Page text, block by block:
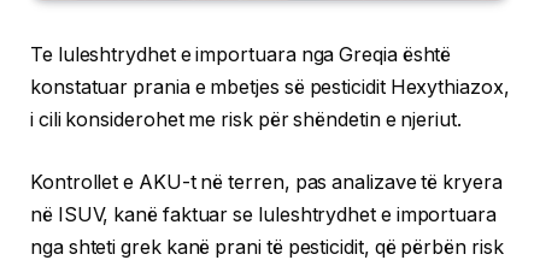
Te luleshtrydhet e importuara nga Greqia është
konstatuar prania e mbetjes së pesticidit Hexythiazox,
i cili konsiderohet me risk për shëndetin e njeriut.
Kontrollet e AKU-t në terren, pas analizave të kryera
në ISUV, kanë faktuar se luleshtrydhet e importuara
nga shteti grek kanë prani të pesticidit, që përbën risk